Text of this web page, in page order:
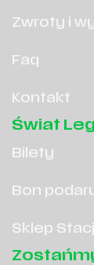
Zwroty i
Faq
Kontakt
Świat
Bilety
Bon
Sklep